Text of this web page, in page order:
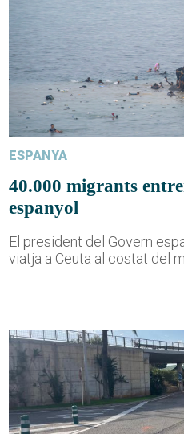
ESPANYA
40.000 migrants
espanyol
El president del Govern
viatja a Ceuta al costat del